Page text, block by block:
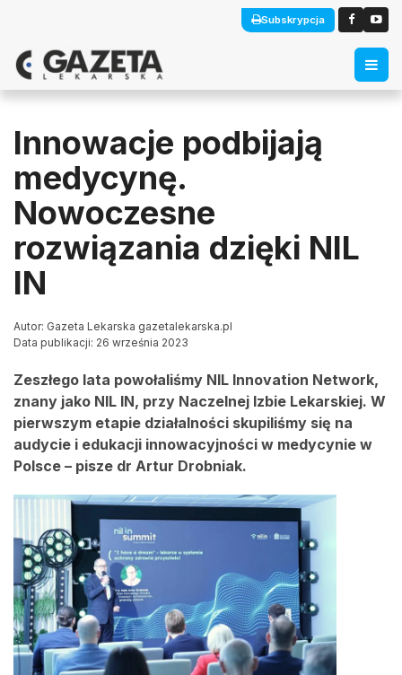
Subskrypcja
Innowacje podbijają
medycynę.
Nowoczesne
rozwiązania dzięki NIL
IN
Autor: Gazeta Lekarska gazetalekarska.pl
Data publikacji: 26 września 2023
Zeszłego lata powołaliśmy NIL Innovation Network,
znany jako NIL IN, przy Naczelnej Izbie Lekarskiej. W
pierwszym etapie działalności skupiliśmy się na
audycie i edukacji innowacyjności w medycynie w
Polsce – pisze dr Artur Drobniak.